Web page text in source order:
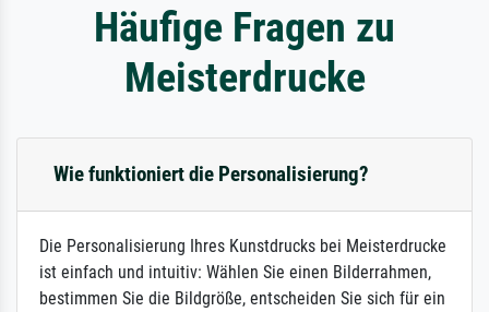
Häufige Fragen zu
Meisterdrucke
Wie funktioniert die Personalisierung?
Die Personalisierung Ihres Kunstdrucks bei Meisterdrucke
ist einfach und intuitiv: Wählen Sie einen Bilderrahmen,
bestimmen Sie die Bildgröße, entscheiden Sie sich für ein